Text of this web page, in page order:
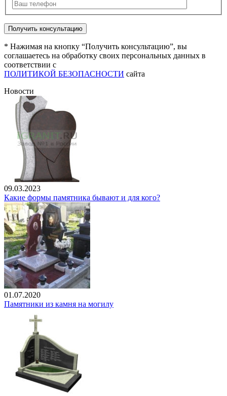
* Нажимая на кнопку “Получить консультацию”, вы
соглашаетесь на обработку своих персональных данных в
соответствии с
ПОЛИТИКОЙ БЕЗОПАСНОСТИ сайта
Новости
09.03.2023
Какие формы памятника бывают и для кого?
01.07.2020
Памятники из камня на могилу